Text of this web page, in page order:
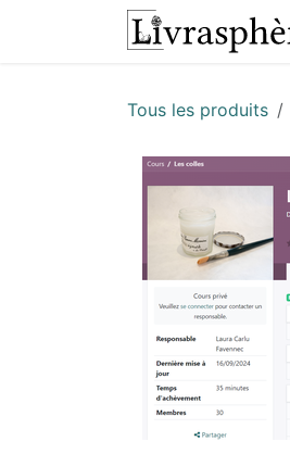
Se rendre au contenu
Tous les produits